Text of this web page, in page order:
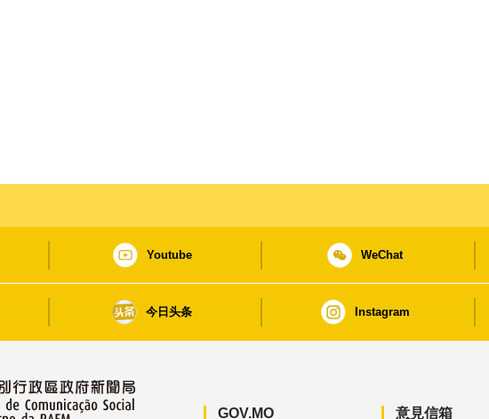
Youtube WeChat
今日头条 Instagram
GOV.MO 意見信箱